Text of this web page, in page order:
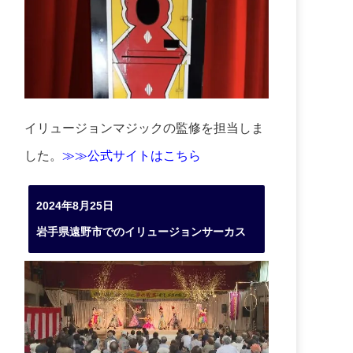
イリュージョンマジックの監修を担当しま
した。 ≫≫公式サイトはこちら
2024年8月25日
岩手県遠野市でのイリュージョンサーカス